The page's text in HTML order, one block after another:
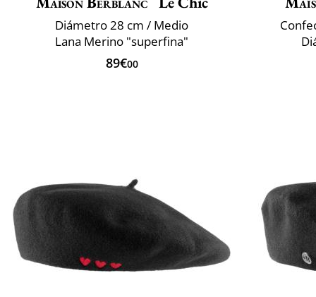
Diámetro 28 cm / Medio
Lana Merino "superfina"
89€00